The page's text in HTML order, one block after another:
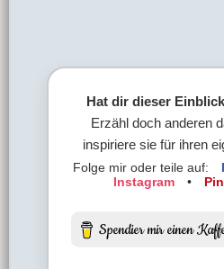
Hat dir dieser
Erzähl doch anderen
inspiriere sie für ihren
Folge mir oder teile auf:
Instagram
•